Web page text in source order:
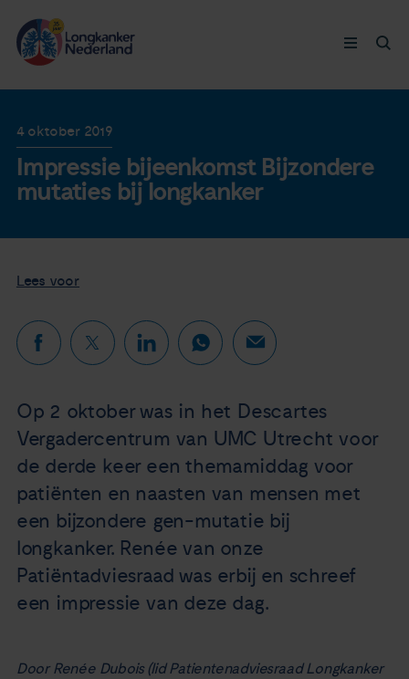
Nieuws
Agenda
Over ons
Zorgverleners
Longkanker
Leven met
Thymuskankers
Steun ons
4 oktober 2019
Impressie bijeenkomst Bijzondere
mutaties bij longkanker
Lees voor
Op 2 oktober was in het Descartes
Vergadercentrum van UMC Utrecht voor
de derde keer een themamiddag voor
patiënten en naasten van mensen met
een bijzondere gen-mutatie bij
longkanker. Renée van onze
Patiëntadviesraad was erbij en schreef
een impressie van deze dag.
Door Renée Dubois (lid Patientenadviesraad Longkanker